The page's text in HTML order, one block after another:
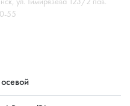
55
осевой